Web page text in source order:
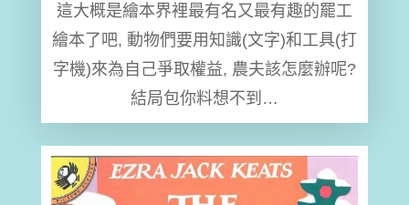
這大概是繪本界裡最有名又最有趣的罷工
繪本了吧, 動物們要用知識(文字)和工具(打
字機)來為自己爭取權益, 農夫該怎麼辦呢?
結局包你料想不到…